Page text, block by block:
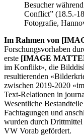
Besucher
Conflict” (18.5.-
Fotografie,
Im Rahmen von
Forschungsvorhaben
erste [IMAGE
im Konflikt», die
resultierenden
zwischen 2019-2020
Text-Relationen in
Wesentliche
Fachtagungen und
wurden durch Drittmittel
VW Vorab gefördert.